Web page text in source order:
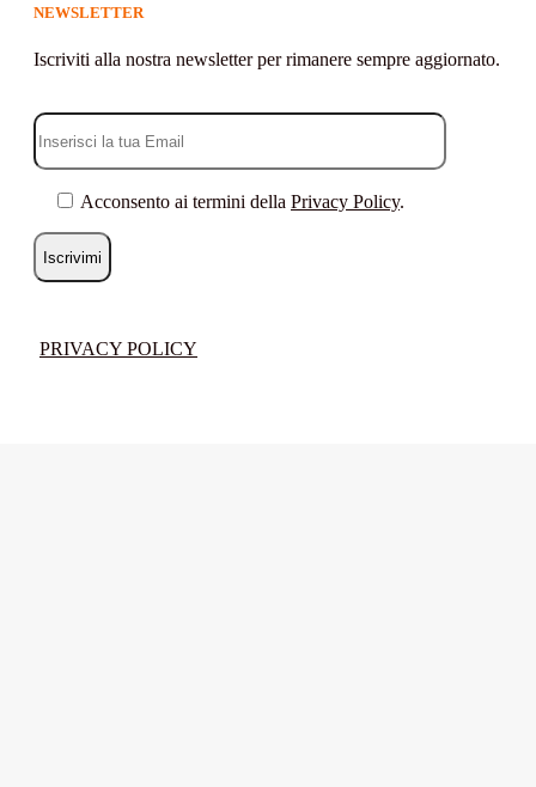
NEWSLETTER
Iscriviti alla nostra newsletter per rimanere sempre aggiornato.
Acconsento ai termini della Privacy Policy.
PRIVACY POLICY